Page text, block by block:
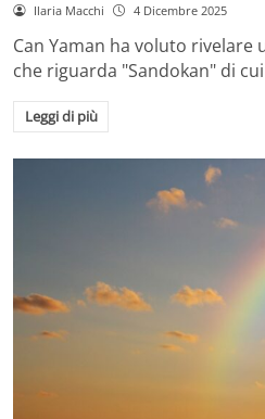
Ilaria Macchi 4 Dicembre 2025
Can Yaman ha voluto
che riguarda "Sandokan" di
Leggi di più